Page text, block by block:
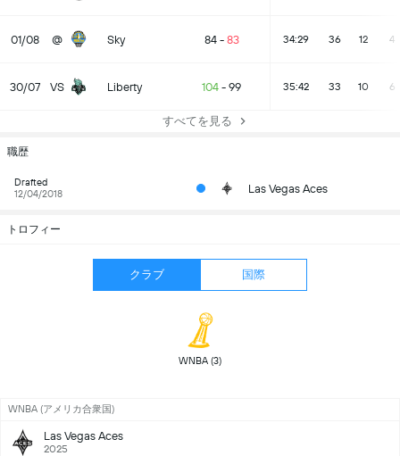
01/08 @ Sky 84- 83 34:29 36 12 4
30/07 VS Liberty 104 - 99 35:42 33 10 6
すべてを見る
職歴
Drafted
12/04/2018
Las Vegas Aces
トロフィー
クラブ 国際
WNBA (アメリカ合衆国)
Las Vegas Aces
2025